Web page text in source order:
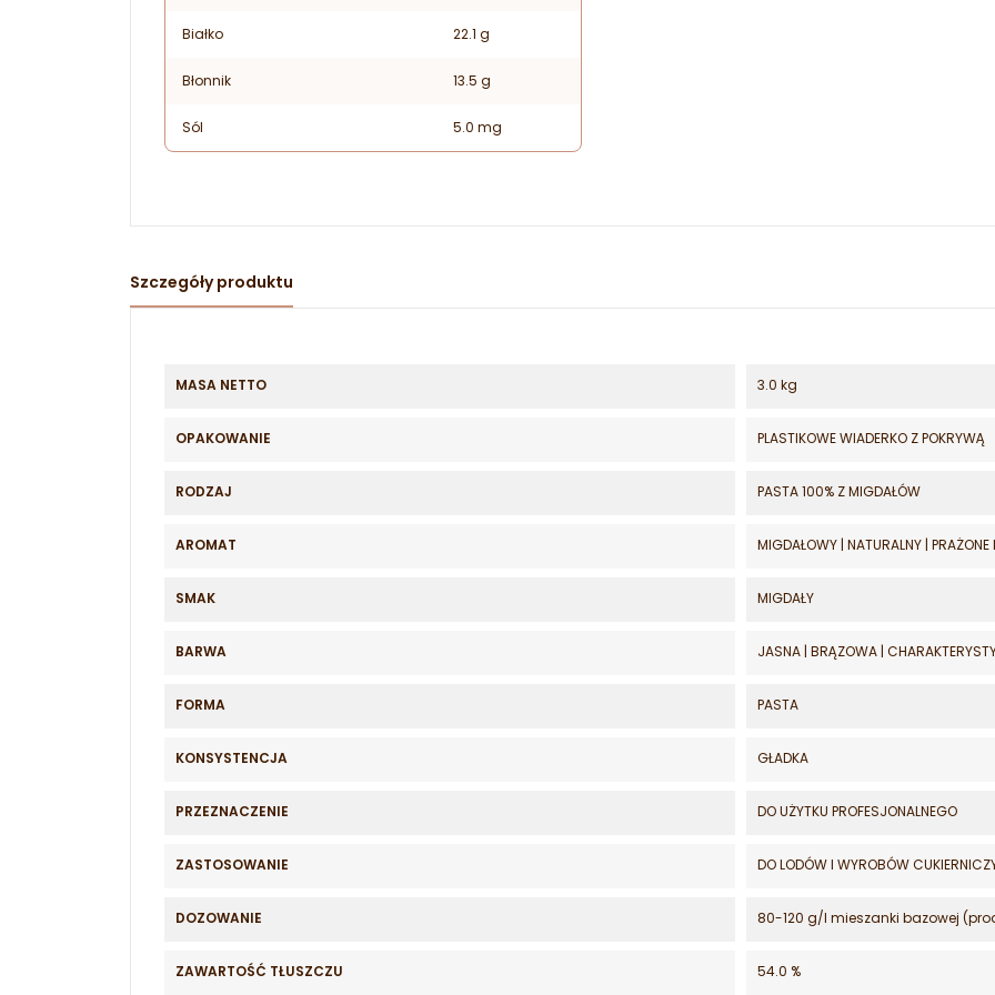
Białko 22.1 g
Błonnik 13.5 g
Sól 5.0 mg
Szczegóły produktu
MASA NETTO 3.0 kg
OPAKOWANIE PLASTIKOWE WIADERKO Z POKRYWĄ
RODZAJ PASTA 100% Z MIGDAŁÓW
AROMAT MIGDAŁOWY | NATURALNY | PRAŻONE
SMAK MIGDAŁY
BARWA JASNA | BRĄZOWA |
FORMA PASTA
KONSYSTENCJA GŁADKA
PRZEZNACZENIE DO UŻYTKU PROFESJONALNEGO
ZASTOSOWANIE DO LODÓW I WYROBÓW
DOZOWANIE 80-120 g/l mieszanki bazowej
ZAWARTOŚĆ TŁUSZCZU 54.0 %